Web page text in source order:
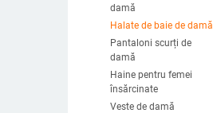
damă
Halate de baie de damă
Pantaloni scurți de
damă
Haine pentru femei
însărcinate
Veste de damă